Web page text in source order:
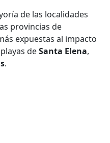
de las localidades
provincias de
expuestas al impacto
deSanta Elena,
.